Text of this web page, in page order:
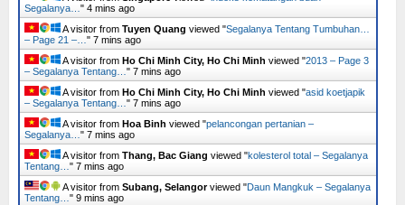
Segalanya… " 4 mins ago
A visitor from Tuyen Quang viewed "Segalanya Tentang Tumbuhan…
– Page 21 –… " 7 mins ago
A visitor from Ho Chi Minh City, Ho Chi Minh viewed "2013 – Page 3
– Segalanya Tentang… " 7 mins ago
A visitor from Ho Chi Minh City, Ho Chi Minh viewed "asid koetjapik
– Segalanya Tentang… " 7 mins ago
A visitor from Hoa Binh viewed "pelancongan pertanian –
Segalanya… " 7 mins ago
A visitor from Thang, Bac Giang viewed "kolesterol total – Segalanya
Tentang… " 8 mins ago
A visitor from Subang, Selangorviewed "Daun Mangkuk – Segalanya
Tentang… " 9 mins ago